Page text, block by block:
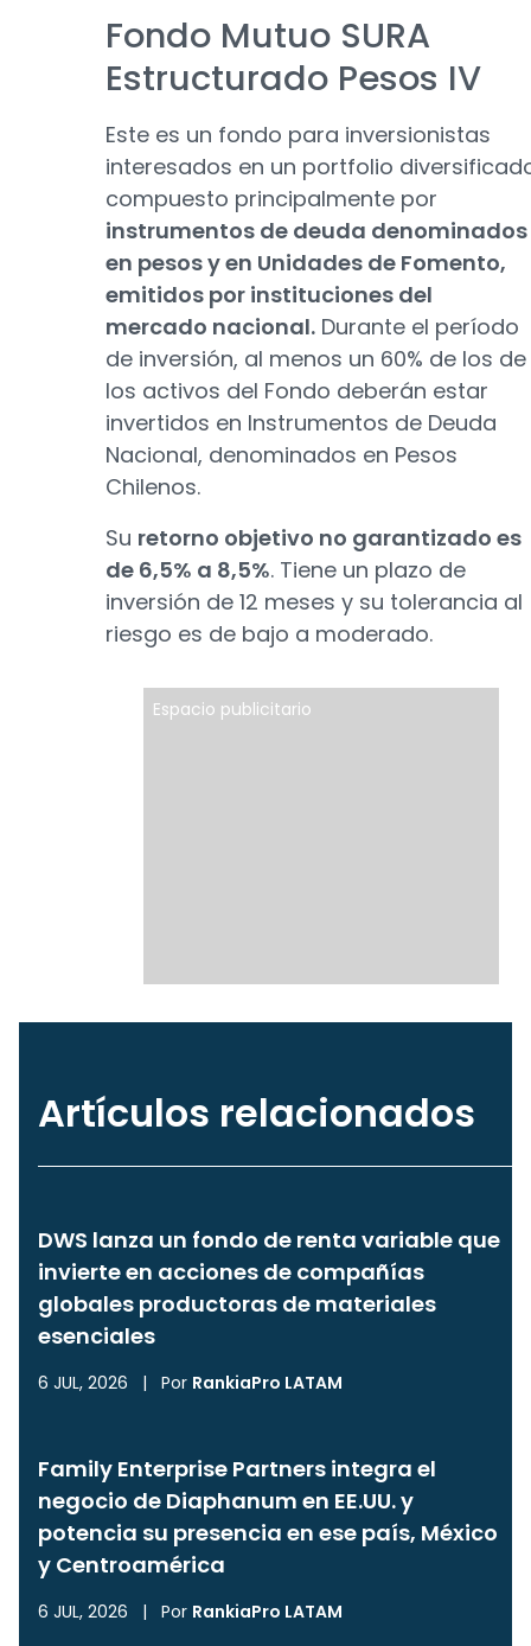
Fondo Mutuo SURA
Estructurado Pesos IV
Este es un fondo para inversionistas
interesados en un portfolio
compuesto principalmente por
instrumentos de deuda denominados
en pesos y en Unidades de Fomento,
emitidos por instituciones del
mercado nacional. Durante el período
de inversión, al menos un 60% de los de
los activos del Fondo deberán estar
invertidos en Instrumentos de Deuda
Nacional, denominados en Pesos
Chilenos.
Su retorno objetivo no garantizado es
de 6,5% a 8,5%. Tiene un plazo de
inversión de 12 meses y su tolerancia al
riesgo es de bajo a moderado.
Espacio publicitario
Artículos relacionados
DWS lanza un fondo de renta variable que
invierte en acciones de compañías
globales productoras de materiales
esenciales
6 JUL, 2026 | Por RankiaPro LATAM
Family Enterprise Partners integra el
negocio de Diaphanum en EE.UU. y
potencia su presencia en ese país, México
y Centroamérica
6 JUL, 2026 | Por RankiaPro LATAM